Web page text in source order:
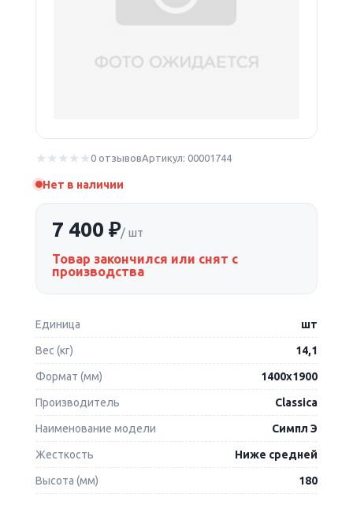
0 отзывовАртикул: 00001744
Нет в наличии
7 400 ₽/ шт
Товар закончился или снят с
производства
Единица шт
Вес (кг) 14,1
Формат (мм) 1400х1900
Производитель Classica
Наименование модели Симпл Э
Жесткость Ниже средней
Высота (мм) 180